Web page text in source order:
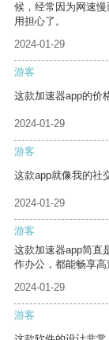
候，经常因为网速
用担心了。
2024-01-29
游客
这款加速器app的价
2024-01-29
游客
这款app就像我的社
2024-01-29
游客
这款加速器app简直
作办公，都能畅享高
2024-01-29
游客